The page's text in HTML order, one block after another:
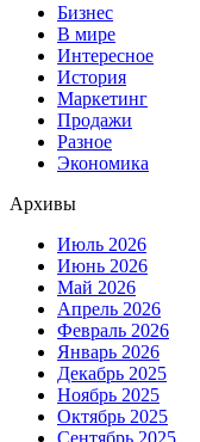
Бизнес
В мире
Интересное
История
Маркетинг
Продажи
Разное
Экономика
Архивы
Июль 2026
Июнь 2026
Май 2026
Апрель 2026
Февраль 2026
Январь 2026
Декабрь 2025
Ноябрь 2025
Октябрь 2025
Сентябрь 2025